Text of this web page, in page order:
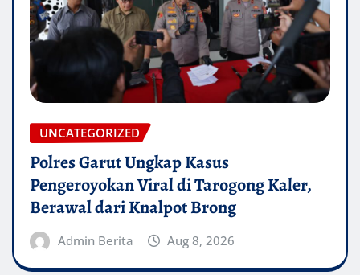
UNCATEGORIZED
Polres Garut Ungkap Kasus
Pengeroyokan Viral di Tarogong Kaler,
Berawal dari Knalpot Brong
Admin Berita Aug 8, 2026